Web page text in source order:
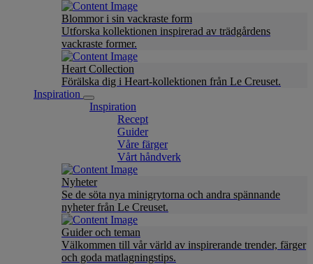
Blommor i sin vackraste form
Utforska kollektionen inspirerad av trädgårdens
vackraste former.
Heart Collection
Förälska dig i Heart-kollektionen från Le Creuset.
Inspiration
Inspiration
Recept
Guider
Våre färger
Vårt håndverk
Nyheter
Se de söta nya minigrytorna och andra spännande
nyheter från Le Creuset.
Guider och teman
Välkommen till vår värld av inspirerande trender, färger
och goda matlagningstips.